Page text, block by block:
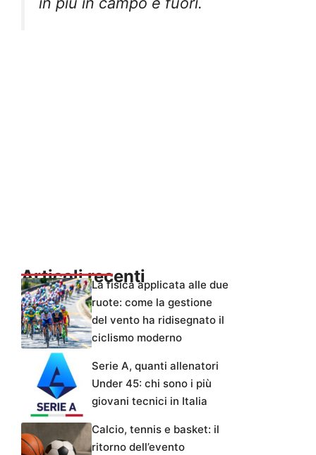
Articoli recentiLa fisica applicata alle due
ruote: come la gestione
del vento ha ridisegnato il
ciclismo moderno
Serie A, quanti allenatori
Under 45: chi sono i più
giovani tecnici in Italia
Calcio, tennis e basket: il
ritorno dell’evento